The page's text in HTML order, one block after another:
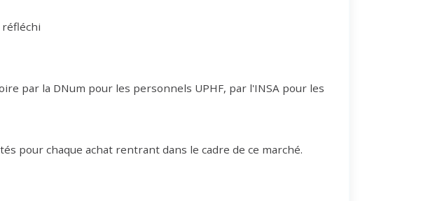
réfléchi
par la DNum pour les personnels UPHF, par l'INSA pour les
pour chaque achat rentrant dans le cadre de ce marché.